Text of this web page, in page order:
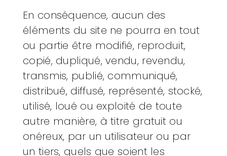
En conséquence, aucun des
éléments du site ne pourra en tout
ou partie être modifié, reproduit,
copié, dupliqué, vendu, revendu,
transmis, publié, communiqué,
distribué, diffusé, représenté, stocké,
utilisé, loué ou exploité de toute
autre manière, à titre gratuit ou
onéreux, par un utilisateur ou par
un tiers, quels que soient les